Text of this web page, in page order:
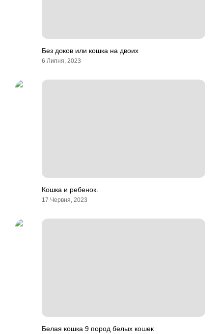
Без доков или кошка на двоих
6 Липня, 2023
Кошка и ребенок.
17 Червня, 2023
Белая кошка 9 пород белых кошек